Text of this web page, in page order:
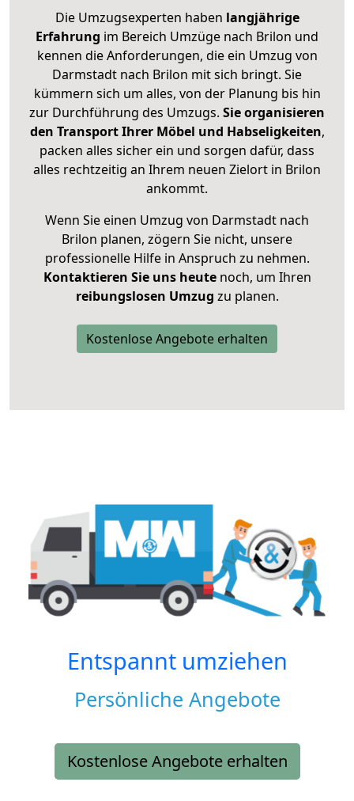
Die Umzugsexperten haben langjährige
Erfahrung im Bereich Umzüge nach Brilon und
kennen die Anforderungen, die ein Umzug von
Darmstadt nach Brilon mit sich bringt. Sie
kümmern sich um alles, von der Planung bis hin
zur Durchführung des Umzugs. Sie organisieren
den Transport Ihrer Möbel und Habseligkeiten,
packen alles sicher ein und sorgen dafür, dass
alles rechtzeitig an Ihrem neuen Zielort in Brilon
ankommt.
Wenn Sie einen Umzug von Darmstadt nach
Brilon planen, zögern Sie nicht, unsere
professionelle Hilfe in Anspruch zu nehmen.
Kontaktieren Sie uns heutenoch, um Ihren
reibungslosen Umzug zu planen.
Kostenlose Angebote erhalten
Entspannt umziehen
Persönliche Angebote
Kostenlose Angebote erhalten